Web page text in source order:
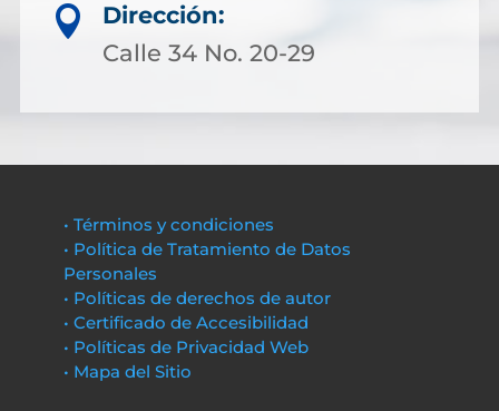

Dirección:
Calle 34 No. 20-29
• Términos y condiciones
• Política de Tratamiento de Datos
Personales
• Políticas de derechos de autor
• Certificado de Accesibilidad
• Políticas de Privacidad Web
• Mapa del Sitio